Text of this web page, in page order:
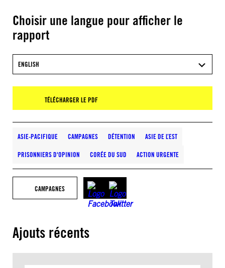
Choisir une langue pour afficher le
rapport
ENGLISH
TÉLÉCHARGER LE PDF
ASIE-PACIFIQUE CAMPAGNES DÉTENTION ASIE DE L’EST
PRISONNIERS D'OPINION CORÉE DU SUD ACTION URGENTE
CAMPAGNES
Ajouts récents